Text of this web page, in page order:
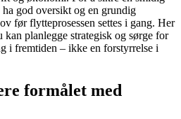
god oversikt og en grundig
før flytteprosessen settes i gang. Her
planlegge strategisk og sørge for
i fremtiden – ikke en forstyrrelse i
formålet med